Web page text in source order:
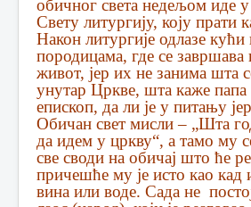
обичног света недељом иде
Свету литургију, коју прати
Након литургије одлазе кући
породицама, где се
живот, јер их не занима шта
унутар Цркве, шта каже папа
епископ, да ли је у питању
Обичан свет мисли – „Шта
да идем у цркву“, а тамо му
све своди на обичај што ће
причешће му је исто као кад
вина или воде. Сада не